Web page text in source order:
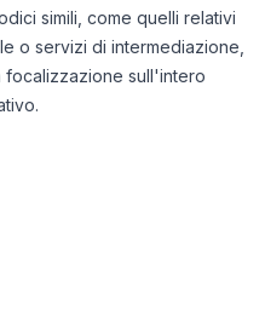
simili, come quelli relativi
o servizi di intermediazione,
focalizzazione sull'intero